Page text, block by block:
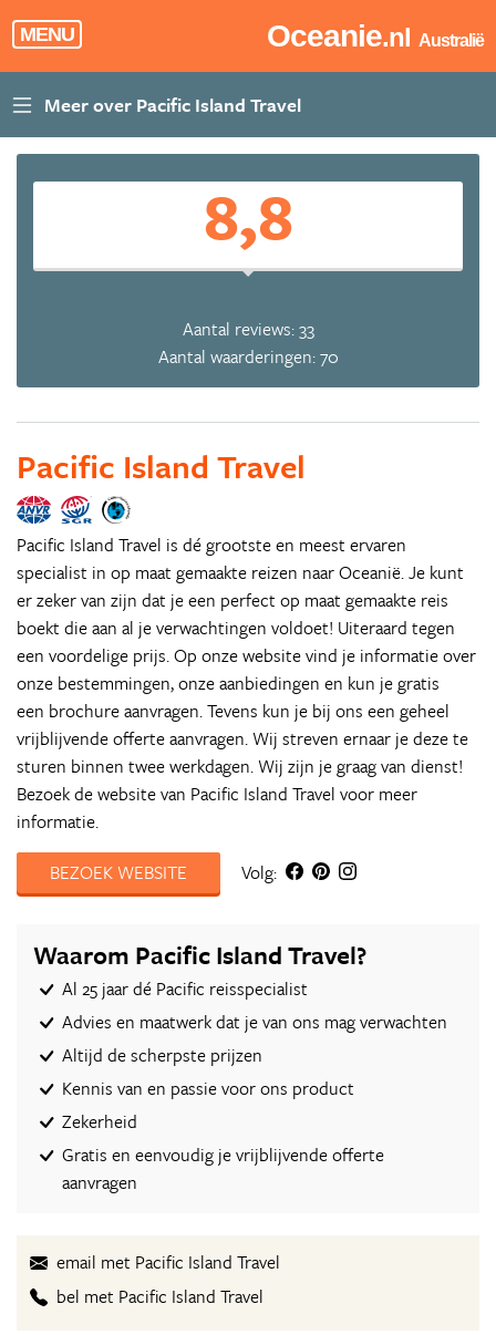
MENU Oceanie.nl Australië
8,8
Aantal reviews: 33
Aantal waarderingen: 70
Pacific Island Travel
Pacific Island Travel is dé grootste en meest ervaren
specialist in op maat gemaakte reizen naar Oceanië. Je kunt
er zeker van zijn dat je een perfect op maat gemaakte reis
boekt die aan al je verwachtingen voldoet! Uiteraard tegen
een voordelige prijs. Op onze website vind je informatie over
onze bestemmingen, onze aanbiedingen en kun je gratis
een brochure aanvragen. Tevens kun je bij ons een geheel
vrijblijvende offerte aanvragen. Wij streven ernaar je deze te
sturen binnen twee werkdagen. Wij zijn je graag van dienst!
Bezoek de website van Pacific Island Travel voor meer
informatie.
BEZOEK WEBSITE
Volg:
Waarom Pacific Island Travel?
Al 25 jaar dé Pacific reisspecialist
Advies en maatwerk dat je van ons mag verwachten
Altijd de scherpste prijzen
Kennis van en passie voor ons product
Zekerheid
Gratis en eenvoudig je vrijblijvende offerte
aanvragen
email met Pacific Island Travel
bel met Pacific Island Travel